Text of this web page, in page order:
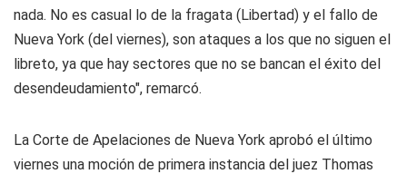
nada. No es casual lo de la fragata (Libertad) y el fallo de
Nueva York (del viernes), son ataques a los que no siguen el
libreto, ya que hay sectores que no se bancan el éxito del
desendeudamiento", remarcó.
La Corte de Apelaciones de Nueva York aprobó el último
viernes una moción de primera instancia del juez Thomas